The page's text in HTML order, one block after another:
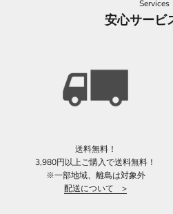
Services
安心サービ
送料無料！
3,980円以上ご購入で送料無料！
※一部地域、離島は対象外
配送について >